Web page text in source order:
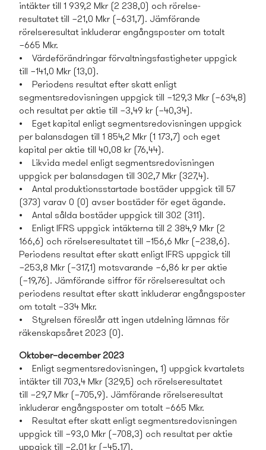
intäkter till 1 939,2 Mkr (2 238,0) och rörelse-
resultatet till −21,0 Mkr (−631,7). Jämförande
rörelseresultat inkluderar engångsposter om totalt
−665 Mkr.
• Värdeförändringar förvaltningsfastigheter uppgick
till −141,0 Mkr (13,0).
• Periodens resultat efter skatt enligt
segmentsredovisningen uppgick till −129,3 Mkr (−634,8)
och resultat per aktie till −3,49 kr (−40,34).
• Eget kapital enligt segmentsredovisningen uppgick
per balansdagen till 1 854,2 Mkr (1 173,7) och eget
kapital per aktie till 40,08 kr (76,44).
• Likvida medel enligt segmentsredovisningen
uppgick per balansdagen till 302,7 Mkr (327,4).
• Antal produktionsstartade bostäder uppgick till 57
(373) varav 0 (0) avser bostäder för eget ägande.
• Antal sålda bostäder uppgick till 302 (311).
• Enligt IFRS uppgick intäkterna till 2 384,9 Mkr (2
166,6) och rörelseresultatet till −156,6 Mkr (−238,6).
Periodens resultat efter skatt enligt IFRS uppgick till
−253,8 Mkr (−317,1) motsvarande −6,86 kr per aktie
(−19,76). Jämförande siffror för rörelseresultat och
periodens resultat efter skatt inkluderar engångsposter
om totalt −334 Mkr.
• Styrelsen föreslår att ingen utdelning lämnas för
räkenskapsåret 2023 (0).
Oktober–december 2023
• Enligt segmentsredovisningen, 1) uppgick kvartalets
intäkter till 703,4 Mkr (329,5) och rörelseresultatet
till −29,7 Mkr (−705,9). Jämförande rörelseresultat
inkluderar engångsposter om totalt −665 Mkr.
• Resultat efter skatt enligt segmentsredovisningen
uppgick till −93,0 Mkr (−708,3) och resultat per aktie
uppgick till −2,01 kr (−45,17).